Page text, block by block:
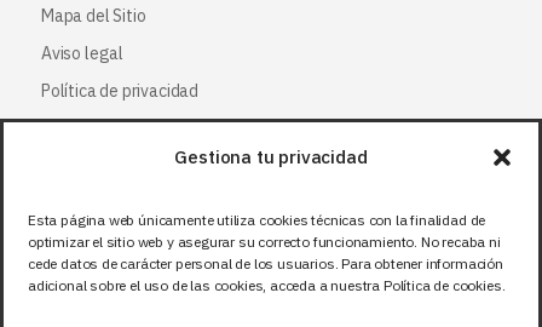
Gestiona tu privacidad
Esta página web únicamente utiliza cookies técnicas con la finalidad de
optimizar el sitio web y asegurar su correcto funcionamiento. No recaba ni
cede datos de carácter personal de los usuarios. Para obtener información
adicional sobre el uso de las cookies, acceda a nuestra Política de cookies.
Mapa del Sitio
Aviso legal
Política de privacidad
Política de cookies
Síguenos
Facebook
X (Twitter)